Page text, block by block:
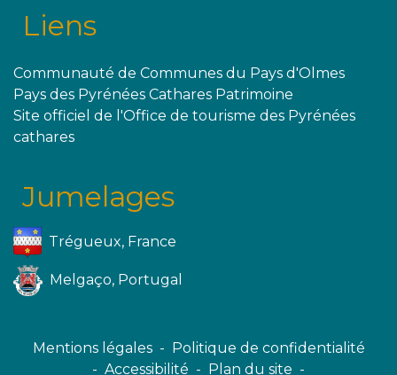
Liens
Communauté de Communes du Pays d'Olmes
Pays des Pyrénées Cathares Patrimoine
Site officiel de l'Office de tourisme des Pyrénées
cathares
Jumelages
Trégueux, France
Melgaço, Portugal
Mentions légales - Politique de confidentialité
- Accessibilité - Plan du site -